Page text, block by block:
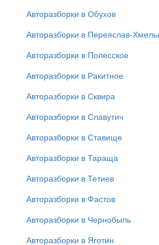
Авторазборки в Обухов
Авторазборки в Переяслав-
Авторазборки в Полесское
Авторазборки в Ракитное
Авторазборки в Сквира
Авторазборки в Славутич
Авторазборки в Ставище
Авторазборки в Тараща
Авторазборки в Тетиев
Авторазборки в Фастов
Авторазборки в Чернобыль
Авторазборки в Яготин